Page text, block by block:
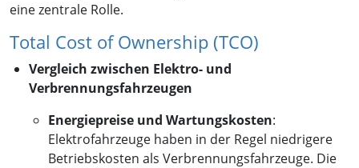
eine zentrale Rolle.
Total Cost of Ownership (TCO)
Vergleich zwischen Elektro- und
Verbrennungsfahrzeugen
Energiepreise und Wartungskosten:
Elektrofahrzeuge haben in der Regel niedrigere
Betriebskosten als Verbrennungsfahrzeuge. Die